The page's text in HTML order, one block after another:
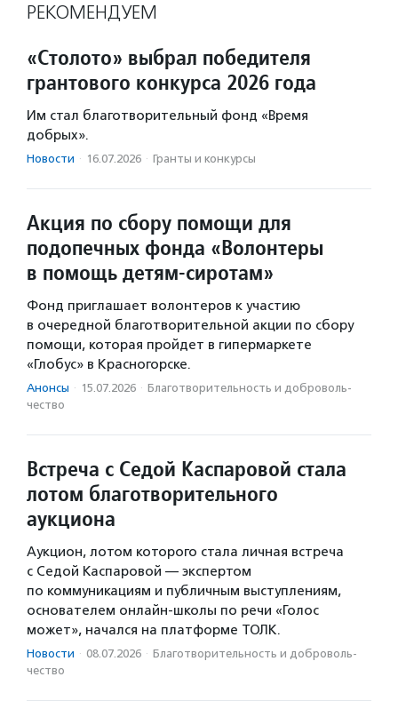
РЕКОМЕНДУЕМ
«Столото» выбрал победителя
грантового конкурса 2026 года
Им стал благотворительный фонд «Время
добрых».
Новости · 16.07.2026 · Гранты и конкурсы
Акция по сбору помощи для
подопечных фонда «Волонтеры
в помощь детям-сиротам»
Фонд приглашает волонтеров к участию
в очередной благотворительной акции по сбору
помощи, которая пройдет в гипермаркете
«Глобус» в Красногорске.
Анонсы · 15.07.2026 · Благотвори­тель­ность и доброволь­
чест­во
Встреча с Седой Каспаровой стала
лотом благотворительного
аукциона
Аукцион, лотом которого стала личная встреча
с Седой Каспаровой — экспертом
по коммуникациям и публичным выступлениям,
основателем онлайн-школы по речи «Голос
может», начался на платформе ТОЛК.
Новости · 08.07.2026 · Благотвори­тель­ность и доброволь­
чест­во